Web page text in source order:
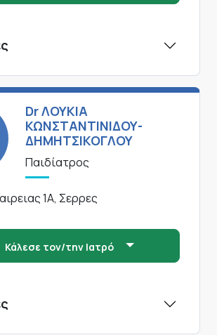
Dr ΛΟΥΚΙΑ
ΚΩΝΣΤΑΝΤΙΝΙΔΟΥ-
ΔΗΜΗΤΣΙΚΟΓΛΟΥ
Παιδίατρος
1Α, Σερρες
Κάλεσε τον/την Ιατρό